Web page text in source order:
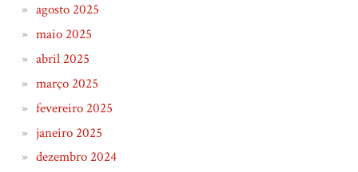
agosto 2025
maio 2025
abril 2025
março 2025
fevereiro 2025
janeiro 2025
dezembro 2024